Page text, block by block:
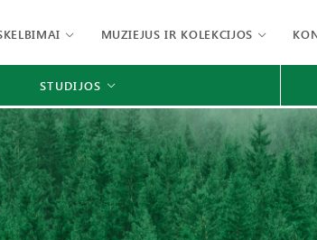
MUZIEJUS IR KOLEKCIJOS
STUDIJOS